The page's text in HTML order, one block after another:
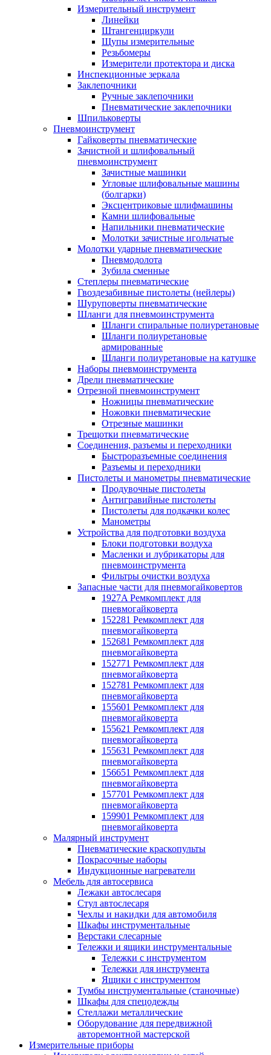
Измерительный инструмент
Линейки
Штангенциркули
Щупы измерительные
Резьбомеры
Измерители протектора и диска
Инспекционные зеркала
Заклепочники
Ручные заклепочники
Пневматические заклепочники
Шпильковерты
Пневмоинструмент
Гайковерты пневматические
Зачистной и шлифовальный
пневмоинструмент
Зачистные машинки
Угловые шлифовальные машины
(болгарки)
Эксцентриковые шлифмашины
Камни шлифовальные
Напильники пневматические
Молотки зачистные игольчатые
Молотки ударные пневматические
Пневмодолота
Зубила сменные
Степлеры пневматические
Гвоздезабивные пистолеты (нейлеры)
Шуруповерты пневматические
Шланги для пневмоинструмента
Шланги спиральные полиуретановые
Шланги полиуретановые
армированные
Шланги полиуретановые на катушке
Наборы пневмоинструмента
Дрели пневматические
Отрезной пневмоинструмент
Ножницы пневматические
Ножовки пневматические
Отрезные машинки
Трещотки пневматические
Соединения, разъемы и переходники
Быстроразъемные соединения
Разъемы и переходники
Пистолеты и манометры пневматические
Продувочные пистолеты
Антигравийные пистолеты
Пистолеты для подкачки колес
Манометры
Устройства для подготовки воздуха
Блоки подготовки воздуха
Масленки и лубрикаторы для
пневмоинструмента
Фильтры очистки воздуха
Запасные части для пневмогайковертов
1927A Ремкомплект для
пневмогайковерта
152281 Ремкомплект для
пневмогайковерта
152681 Ремкомплект для
пневмогайковерта
152771 Ремкомплект для
пневмогайковерта
152781 Ремкомплект для
пневмогайковерта
155601 Ремкомплект для
пневмогайковерта
155621 Ремкомплект для
пневмогайковерта
155631 Ремкомплект для
пневмогайковерта
156651 Ремкомплект для
пневмогайковерта
157701 Ремкомплект для
пневмогайковерта
159901 Ремкомплект для
пневмогайковерта
Малярный инструмент
Пневматические краскопульты
Покрасочные наборы
Индукционные нагреватели
Мебель для автосервиса
Лежаки автослесаря
Стул автослесаря
Чехлы и накидки для автомобиля
Шкафы инструментальные
Верстаки слесарные
Тележки и ящики инструментальные
Тележки с инструментом
Тележки для инструмента
Ящики с инструментом
Тумбы инструментальные (станочные)
Шкафы для спецодежды
Стеллажи металлические
Оборудование для передвижной
авторемонтной мастерской
Измерительные приборы